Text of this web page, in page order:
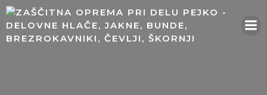
Skip
to
content